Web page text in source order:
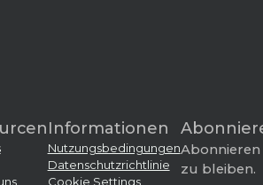
Informationen
Nutzungsbedingungen
Datenschutzrichtlinie
Cookie Settings
zu bleiben.